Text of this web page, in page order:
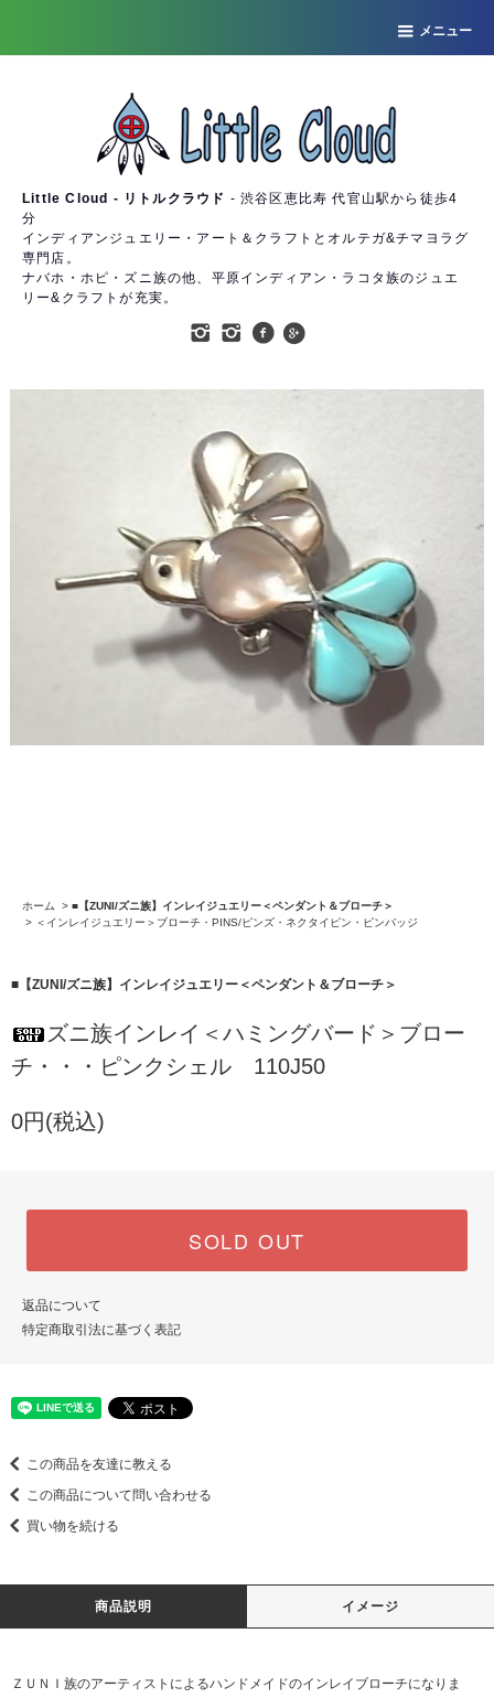
メニュー
Little Cloud - リトルクラウド - 渋谷区恵比寿 代官山駅から徒歩4
分
インディアンジュエリー・アート＆クラフトとオルテガ&チマヨラグ
専門店。
ナバホ・ホピ・ズニ族の他、平原インディアン・ラコタ族のジュエ
リー&クラフトが充実。
ホーム > ■【ZUNI/ズニ族】インレイジュエリー＜ペンダント＆ブローチ＞
> ＜インレイジュエリー＞ブローチ・PINS/ピンズ・ネクタイピン・ピンバッジ
■【ZUNI/ズニ族】インレイジュエリー＜ペンダント＆ブローチ＞
ズニ族インレイ＜ハミングバード＞ブロー
チ・・・ピンクシェル 110J50
0円(税込)
SOLD OUT
返品について
特定商取引法に基づく表記
この商品を友達に教える
この商品について問い合わせる
買い物を続ける
商品説明 イメージ
ＺＵＮＩ族のアーティストによるハンドメイドのインレイブローチになりま